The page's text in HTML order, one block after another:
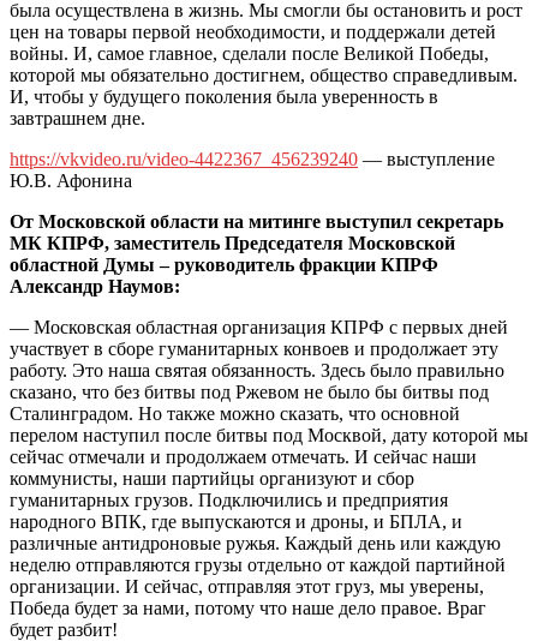
была осуществлена в жизнь. Мы смогли бы остановить и рост
цен на товары первой необходимости, и поддержали детей
войны. И, самое главное, сделали после Великой Победы,
которой мы обязательно достигнем, общество справедливым.
И, чтобы у будущего поколения была уверенность в
завтрашнем дне.
https://vkvideo.ru/video-4422367_456239240 — выступление
Ю.В. Афонина
От Московской области на митинге выступил секретарь
МК КПРФ, заместитель Председателя Московской
областной Думы – руководитель фракции КПРФ
Александр Наумов:
— Московская областная организация КПРФ с первых дней
участвует в сборе гуманитарных конвоев и продолжает эту
работу. Это наша святая обязанность. Здесь было правильно
сказано, что без битвы под Ржевом не было бы битвы под
Сталинградом. Но также можно сказать, что основной
перелом наступил после битвы под Москвой, дату которой мы
сейчас отмечали и продолжаем отмечать. И сейчас наши
коммунисты, наши партийцы организуют и сбор
гуманитарных грузов. Подключились и предприятия
народного ВПК, где выпускаются и дроны, и БПЛА, и
различные антидроновые ружья. Каждый день или каждую
неделю отправляются грузы отдельно от каждой партийной
организации. И сейчас, отправляя этот груз, мы уверены,
Победа будет за нами, потому что наше дело правое. Враг
будет разбит!